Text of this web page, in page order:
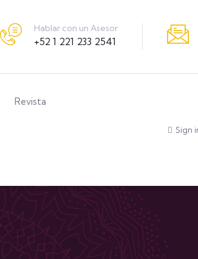
Hablar con un Asesor
+52 1 221 233 2541
Revista
Sign